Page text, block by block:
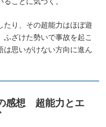
ことに気づく。
たり、その超能力はほぼ遊
ざけた勢いで事故を起こ
は思いがけない方向に進ん
感想 超能力とエ